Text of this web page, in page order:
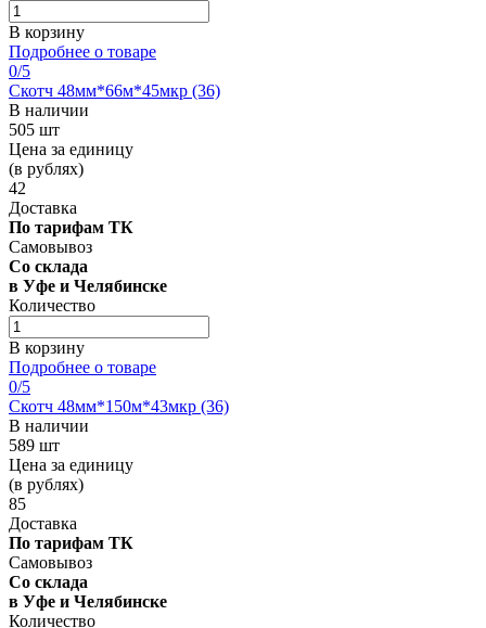
В корзину
Подробнее о товаре
0/5
Скотч 48мм*66м*45мкр (36)
В наличии
505 шт
Цена за единицу
(в рублях)
42
Доставка
По тарифам ТК
Самовывоз
Со склада
в Уфе и Челябинске
Количество
В корзину
Подробнее о товаре
0/5
Скотч 48мм*150м*43мкр (36)
В наличии
589 шт
Цена за единицу
(в рублях)
85
Доставка
По тарифам ТК
Самовывоз
Со склада
в Уфе и Челябинске
Количество